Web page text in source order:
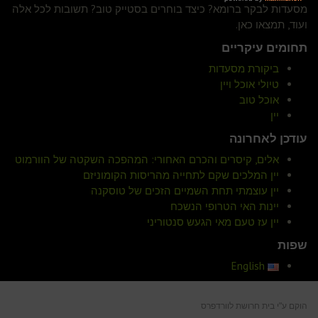
מסעדות לבקר ברומא? כיצד בוחרים בסטייק טוב? תשובות לכל אלה
ועוד, תמצאו כאן.
תחומים עיקריים
ביקורת מסעדות
טיולי אוכל ויין
אוכל טוב
יין
עודכן לאחרונה
אלים, קיסרים והכרם האחורי: המהפכה השקטה של הוורמוט
יין המלכים שקם לתחייה מהריסות הקומוניזם
יין עוצמתי תחת השמיים הזכים של טוסקנה
יינות האי הטרופי הנשכח
יין עז טעם מאי הגעש סנטוריני
שפות
English
הוקם ע"י בית חרושת לוורדפרס